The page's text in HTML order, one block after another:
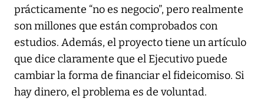
prácticamente “no es negocio”, pero realmente
son millones que están comprobados con
estudios. Además, el proyecto tiene un artículo
que dice claramente que el Ejecutivo puede
cambiar la forma de financiar el fideicomiso. Si
hay dinero, el problema es de voluntad.